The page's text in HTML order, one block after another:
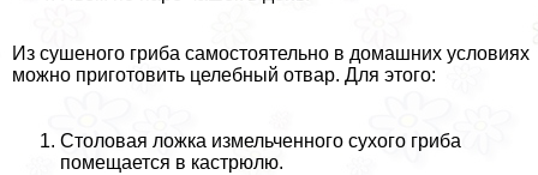
Из сушеного гриба самостоятельно в домашних условиях
можно приготовить целебный отвар. Для этого:
Столовая ложка измельченного сухого гриба
помещается в кастрюлю.